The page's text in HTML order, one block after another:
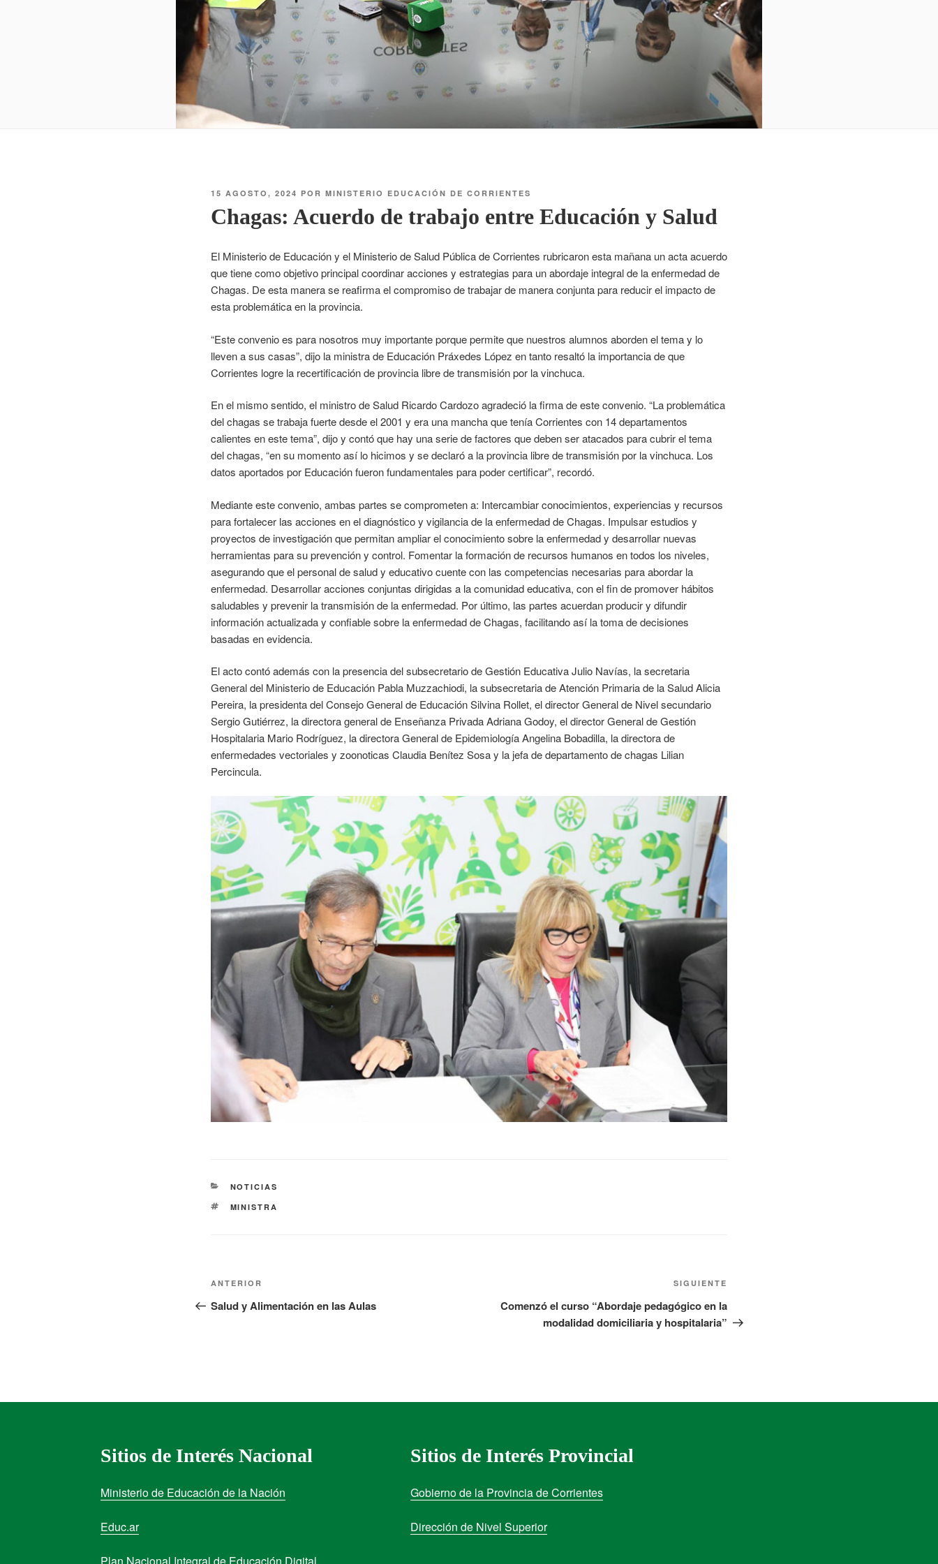
15 AGOSTO, 2024 POR MINISTERIO EDUCACIÓN DE CORRIENTES
Chagas: Acuerdo de trabajo entre Educación y Salud
El Ministerio de Educación y el Ministerio de Salud Pública de Corrientes rubricaron esta mañana un acta acuerdo
que tiene como objetivo principal coordinar acciones y estrategias para un abordaje integral de la enfermedad de
Chagas. De esta manera se reafirma el compromiso de trabajar de manera conjunta para reducir el impacto de
esta problemática en la provincia.
“Este convenio es para nosotros muy importante porque permite que nuestros alumnos aborden el tema y lo
lleven a sus casas”, dijo la ministra de Educación Práxedes López en tanto resaltó la importancia de que
Corrientes logre la recertificación de provincia libre de transmisión por la vinchuca.
En el mismo sentido, el ministro de Salud Ricardo Cardozo agradeció la firma de este convenio. “La problemática
del chagas se trabaja fuerte desde el 2001 y era una mancha que tenía Corrientes con 14 departamentos
calientes en este tema”, dijo y contó que hay una serie de factores que deben ser atacados para cubrir el tema
del chagas, “en su momento así lo hicimos y se declaró a la provincia libre de transmisión por la vinchuca. Los
datos aportados por Educación fueron fundamentales para poder certificar”, recordó.
Mediante este convenio, ambas partes se comprometen a: Intercambiar conocimientos, experiencias y recursos
para fortalecer las acciones en el diagnóstico y vigilancia de la enfermedad de Chagas. Impulsar estudios y
proyectos de investigación que permitan ampliar el conocimiento sobre la enfermedad y desarrollar nuevas
herramientas para su prevención y control. Fomentar la formación de recursos humanos en todos los niveles,
asegurando que el personal de salud y educativo cuente con las competencias necesarias para abordar la
enfermedad. Desarrollar acciones conjuntas dirigidas a la comunidad educativa, con el fin de promover hábitos
saludables y prevenir la transmisión de la enfermedad. Por último, las partes acuerdan producir y difundir
información actualizada y confiable sobre la enfermedad de Chagas, facilitando así la toma de decisiones
basadas en evidencia.
El acto contó además con la presencia del subsecretario de Gestión Educativa Julio Navías, la secretaria
General del Ministerio de Educación Pabla Muzzachiodi, la subsecretaria de Atención Primaria de la Salud Alicia
Pereira, la presidenta del Consejo General de Educación Silvina Rollet, el director General de Nivel secundario
Sergio Gutiérrez, la directora general de Enseñanza Privada Adriana Godoy, el director General de Gestión
Hospitalaria Mario Rodríguez, la directora General de Epidemiología Angelina Bobadilla, la directora de
enfermedades vectoriales y zoonoticas Claudia Benítez Sosa y la jefa de departamento de chagas Lilian
Percincula.
NOTICIAS
MINISTRA
ANTERIOR
Salud y Alimentación en las Aulas
SIGUIENTE
Comenzó el curso “Abordaje pedagógico en la
modalidad domiciliaria y hospitalaria”
Sitios de Interés Nacional
Ministerio de Educación de la Nación
Educ.ar
Plan Nacional Integral de Educación Digital
Sitios de Interés Provincial
Gobierno de la Provincia de Corrientes
Dirección de Nivel Superior